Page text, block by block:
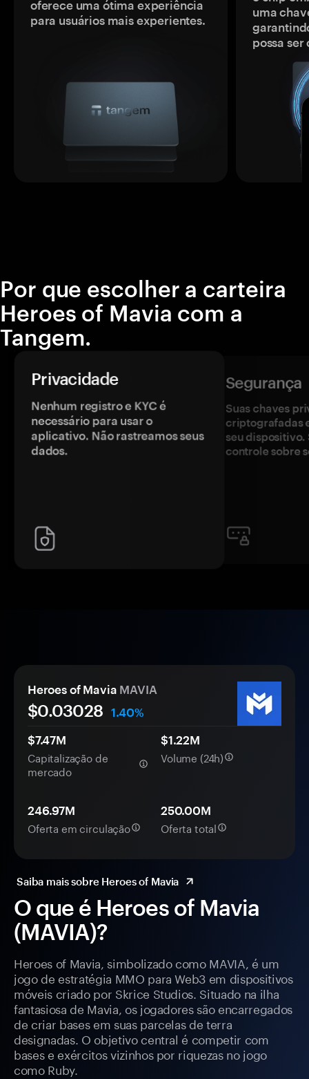
oferece uma ótima experiência
para usuários mais experientes.
uma
possa
Por que escolher a carteira
Heroes of Mavia com a
Tangem.
Privacidade
Nenhum registro e KYC é
necessário para usar o
aplicativo. Não rastreamos seus
dados.
Segurança
Suas chaves
criptografadas
seu dispositivo.
controle sobre
O que é Heroes of Mavia
(MAVIA)?
Heroes of Mavia, simbolizado como MAVIA, é um
jogo de estratégia MMO para Web3 em dispositivos
móveis criado por Skrice Studios. Situado na ilha
fantasiosa de Mavia, os jogadores são encarregados
de criar bases em suas parcelas de terra
designadas. O objetivo central é competir com
bases e exércitos vizinhos por riquezas no jogo
como Ruby.
Heroes of Mavia MAVIA
$0.03028
1.40%
$7.47M
Capitalização de
mercado
$1.22M
Volume (24h)
246.97M
Oferta em circulação
250.00M
Oferta total
Saiba mais sobre Heroes of Mavia